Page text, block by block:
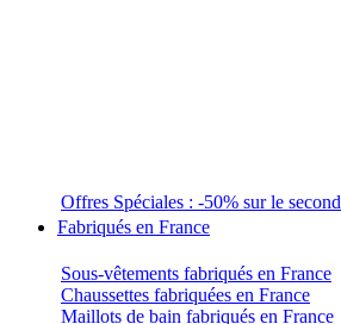
Offres Spéciales : -50% sur le second
Fabriqués en France
Sous-vêtements fabriqués en France
Chaussettes fabriquées en France
Maillots de bain fabriqués en France